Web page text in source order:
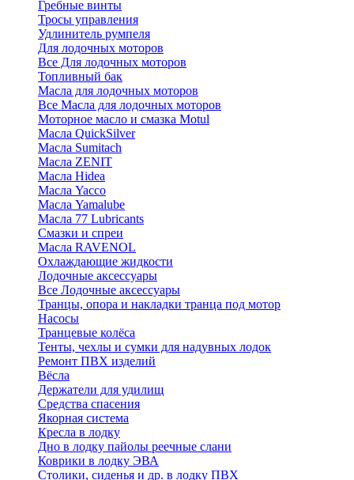
Гребные винты
Тросы управления
Удлинитель румпеля
Для лодочных моторов
Все Для лодочных моторов
Топливный бак
Масла для лодочных моторов
Все Масла для лодочных моторов
Моторное масло и смазка Motul
Масла QuickSilver
Масла Sumitach
Масла ZENIT
Масла Hidea
Масла Yacco
Масла Yamalube
Масла 77 Lubricants
Смазки и спреи
Масла RAVENOL
Охлаждающие жидкости
Лодочные аксессуары
Все Лодочные аксессуары
Транцы, опора и накладки транца под мотор
Насосы
Транцевые колёса
Тенты, чехлы и сумки для надувных лодок
Ремонт ПВХ изделий
Вёсла
Держатели для удилищ
Средства спасения
Якорная система
Кресла в лодку
Дно в лодку пайолы реечные слани
Коврики в лодку ЭВА
Столики, сиденья и др. в лодку ПВХ